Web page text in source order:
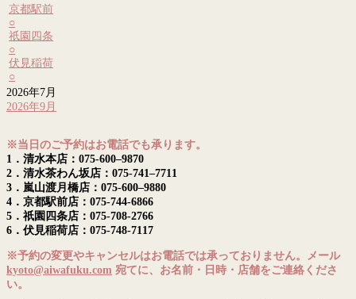
京都駅前
○
祇園四条
○
伏見稲荷
○
2026年7月
2026年9月
※当日のご予約はお電話でも承ります。
1．清水本店：075-600–9870
2．清水茶わん坂店：075-741–7711
3．嵐山渡月橋店：075-600–9880
4．京都駅前店：075-744-6866
5．祇園四条店：075-708-2766
6．伏見稲荷店：075-748-7117
※予約の変更やキャンセルはお電話では承っておりません。メール
kyoto@aiwafuku.com 宛てに、お名前・日時・店舗をご連絡くださ
い。